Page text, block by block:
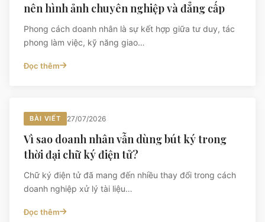
nên hình ảnh chuyên nghiệp và đẳng cấp
Phong cách doanh nhân là sự kết hợp giữa tư duy, tác
phong làm việc, kỹ năng giao…
Đọc thêm
BÀI VIẾT 27/07/2026
Vì sao doanh nhân vẫn dùng bút ký trong
thời đại chữ ký điện tử?
Chữ ký điện tử đã mang đến nhiều thay đổi trong cách
doanh nghiệp xử lý tài liệu…
Đọc thêm